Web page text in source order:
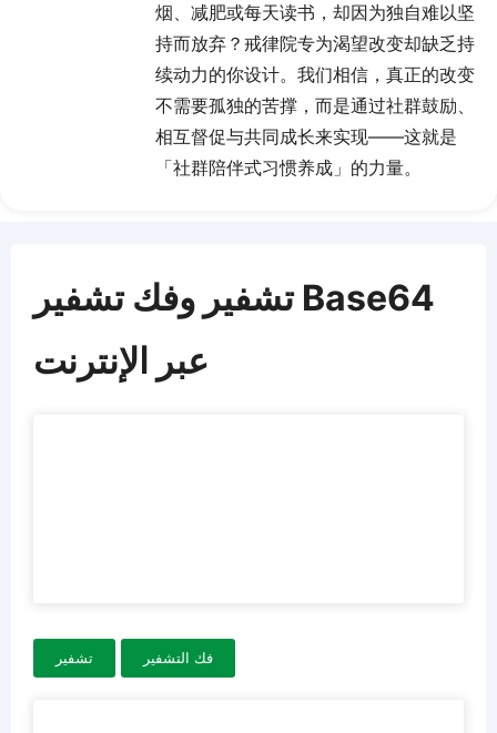
烟、减肥或每天读书，却因为独自难以坚
持而放弃？戒律院专为渴望改变却缺乏持
续动力的你设计。我们相信，真正的改变
不需要孤独的苦撑，而是通过社群鼓励、
相互督促与共同成长来实现——这就是
「社群陪伴式习惯养成」的力量。
تشفير وفك تشفير Base64
عبر الإنترنت
تشفير فك التشفير